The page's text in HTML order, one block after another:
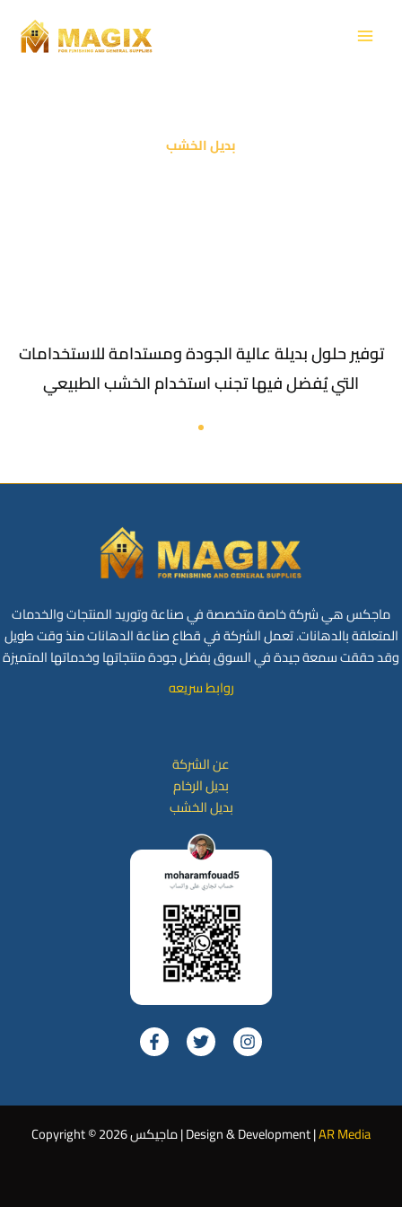
content
بديل الخشب
توفير حلول بديلة عالية الجودة ومستدامة للاستخدامات
التي يُفضل فيها تجنب استخدام الخشب الطبيعي
ماجكس هي شركة خاصة متخصصة في صناعة وتوريد المنتجات والخدمات
المتعلقة بالدهانات. تعمل الشركة في قطاع صناعة الدهانات منذ وقت طويل
وقد حققت سمعة جيدة في السوق بفضل جودة منتجاتها وخدماتها المتميزة
روابط سريعه
عن الشركة
بديل الرخام
بديل الخشب
Copyright © 2026 ماجيكس | Design & Development |AR Media